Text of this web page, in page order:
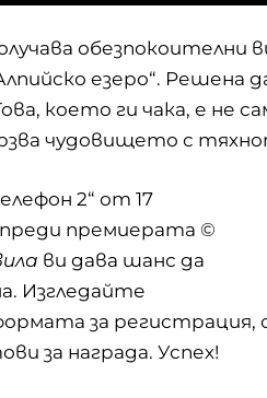
обезпокоителни
езеро“.
което ги чака, е не
чудовището с
2“ от 17
премиерата ©
ви дава шанс да
Изгледайте
за регистрация,
за награда. Успех!